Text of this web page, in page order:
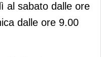
al sabato dalle ore
dalle ore 9.00